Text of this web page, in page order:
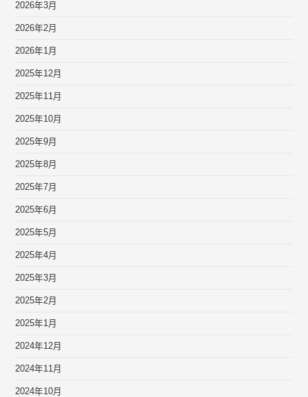
2026年3月
2026年2月
2026年1月
2025年12月
2025年11月
2025年10月
2025年9月
2025年8月
2025年7月
2025年6月
2025年5月
2025年4月
2025年3月
2025年2月
2025年1月
2024年12月
2024年11月
2024年10月